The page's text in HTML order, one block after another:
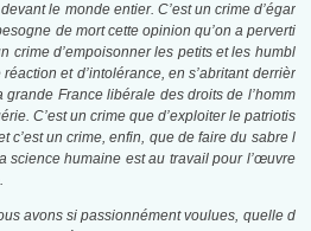
le monde entier. C’est un crime d’égar
de mort cette opinion qu’on a perverti
crime d’empoisonner les petits et les humbl
et d’intolérance, en s’abritant derrièr
grande France libérale des droits de l’homm
C’est un crime que d’exploiter le patriotis
c’est un crime, enfin, que de faire du sabre l
science humaine est au travail pour l’œuvre
avons si passionnément voulues, quelle d